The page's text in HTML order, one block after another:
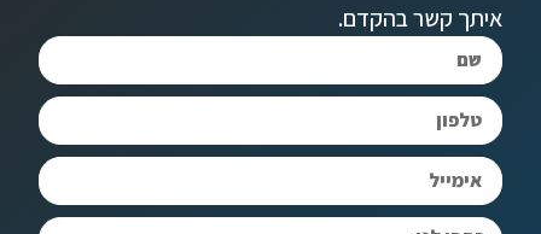
איתך קשר בהקדם.